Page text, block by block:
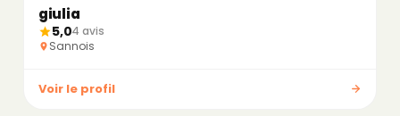
giulia
5,04 avis
Sannois
Voir le profil